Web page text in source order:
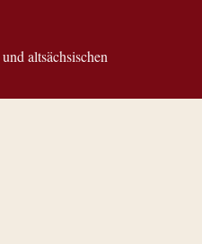
altsächsischen